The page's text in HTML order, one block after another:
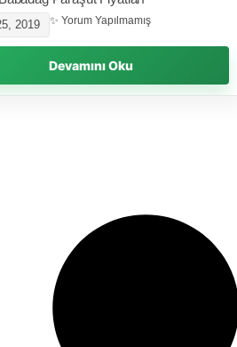
2019 Yorum Yapılmamış
Devamını Oku